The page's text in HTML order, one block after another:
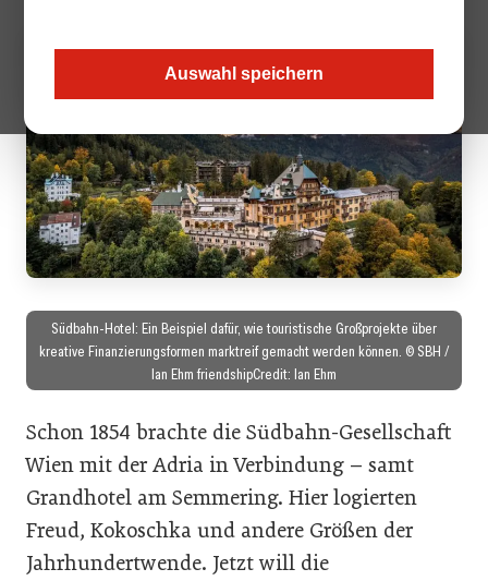
Auswahl speichern
Südbahn-Hotel: Ein Beispiel dafür, wie touristische Großprojekte über
kreative Finanzierungsformen marktreif gemacht werden können. © SBH /
Ian Ehm friendshipCredit: Ian Ehm
Schon 1854 brachte die Südbahn-Gesellschaft
Wien mit der Adria in Verbindung – samt
Grandhotel am Semmering. Hier logierten
Freud, Kokoschka und andere Größen der
Jahrhundertwende. Jetzt will die